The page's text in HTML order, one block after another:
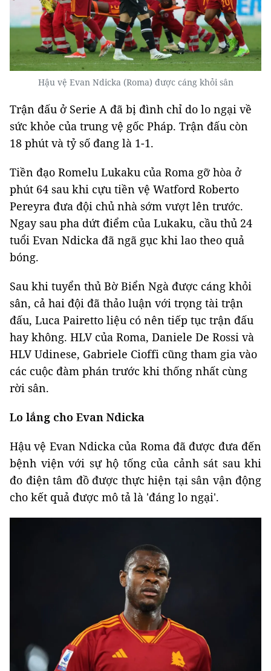
Hậu vệ Evan Ndicka (Roma) được cáng khỏi sân
Trận đấu ở Serie A đã bị đình chỉ do lo ngại về
sức khỏe của trung vệ gốc Pháp. Trận đấu còn
18 phút và tỷ số đang là 1-1.
Tiền đạo Romelu Lukaku của Roma gỡ hòa ở
phút 64 sau khi cựu tiền vệ Watford Roberto
Pereyra đưa đội chủ nhà sớm vượt lên trước.
Ngay sau pha dứt điểm của Lukaku, cầu thủ 24
tuổi Evan Ndicka đã ngã gục khi lao theo quả
bóng.
Sau khi tuyển thủ Bờ Biển Ngà được cáng khỏi
sân, cả hai đội đã thảo luận với trọng tài trận
đấu, Luca Pairetto liệu có nên tiếp tục trận đấu
hay không. HLV của Roma, Daniele De Rossi và
HLV Udinese, Gabriele Cioffi cũng tham gia vào
các cuộc đàm phán trước khi thống nhất cùng
rời sân.
Lo lắng cho Evan Ndicka
Hậu vệ Evan Ndicka của Roma đã được đưa đến
bệnh viện với sự hộ tống của cảnh sát sau khi
đo điện tâm đồ được thực hiện tại sân vận động
cho kết quả được mô tả là 'đáng lo ngại'.